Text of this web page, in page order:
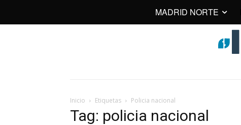
MADRID NORTE
Inicio Etiquetas Policia nacional
Tag: policia nacional